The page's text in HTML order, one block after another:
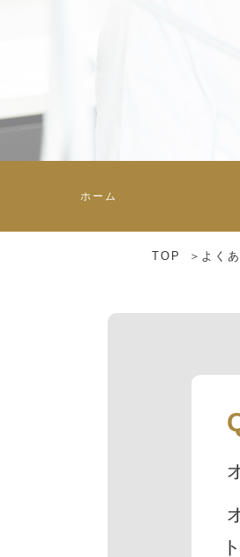
ホーム
イ
イ
TOP よく